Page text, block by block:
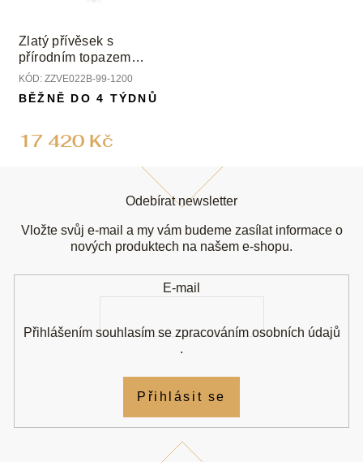
Zlatý přívěsek s
přírodním topazem
Swiss a diamanty
KÓD: ZZVE022B-99-1200
17 420 Kč
BĚŽNĚ DO 4 TÝDNŮ
Odebírat newsletter
Vložte svůj e-mail a my vám budeme zasílat informace o
nových produktech na našem e-shopu.
E-mail
Přihlášením souhlasím se zpracováním osobních údajů
.
Přihlásit se